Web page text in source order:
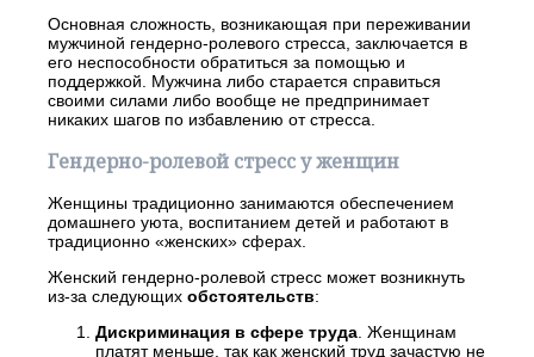
Основная сложность, возникающая при переживании
мужчиной гендерно-ролевого стресса, заключается в
его неспособности обратиться за помощью и
поддержкой. Мужчина либо старается справиться
своими силами либо вообще не предпринимает
никаких шагов по избавлению от стресса.
Гендерно-ролевой стресс у женщин
Женщины традиционно занимаются обеспечением
домашнего уюта, воспитанием детей и работают в
традиционно «женских» сферах.
Женский гендерно-ролевой стресс может возникнуть
из-за следующих обстоятельств:
Дискриминация в сфере труда . Женщинам
платят меньше, так как женский труд зачастую не